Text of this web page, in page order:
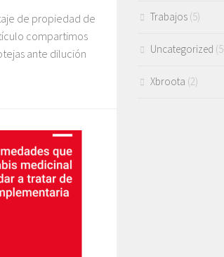
de propiedad de
compartimos
ante dilución
Trabajos (5)
Uncategorized
Xbroota (2)